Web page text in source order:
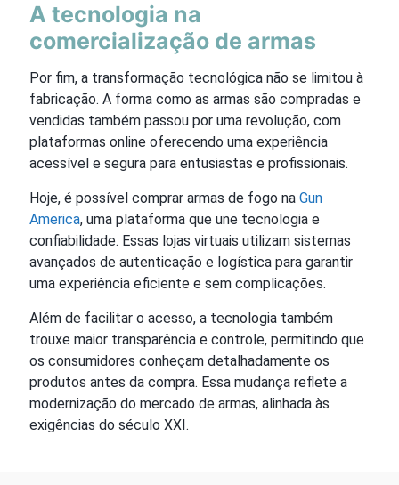
A tecnologia na
comercialização de armas
Por fim, a transformação tecnológica não se limitou à
fabricação. A forma como as armas são compradas e
vendidas também passou por uma revolução, com
plataformas online oferecendo uma experiência
acessível e segura para entusiastas e profissionais.
Hoje, é possível comprar armas de fogo na Gun
America, uma plataforma que une tecnologia e
confiabilidade. Essas lojas virtuais utilizam sistemas
avançados de autenticação e logística para garantir
uma experiência eficiente e sem complicações.
Além de facilitar o acesso, a tecnologia também
trouxe maior transparência e controle, permitindo que
os consumidores conheçam detalhadamente os
produtos antes da compra. Essa mudança reflete a
modernização do mercado de armas, alinhada às
exigências do século XXI.